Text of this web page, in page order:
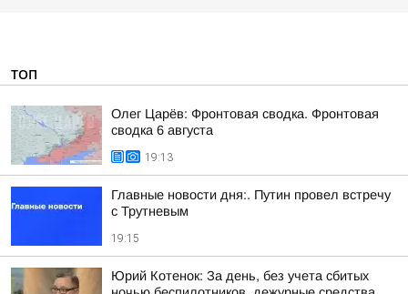
ТОП
Олег Царёв: Фронтовая сводка. Фронтовая
сводка 6 августа
19:13
Главные новости дня:. Путин провел встречу
с Трутневым
19:15
Юрий Котенок: За день, без учета сбитых